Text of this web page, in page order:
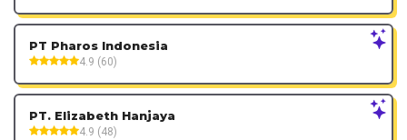
PT Pharos Indonesia
4.9 (60)
PT. Elizabeth Hanjaya
4.9 (48)